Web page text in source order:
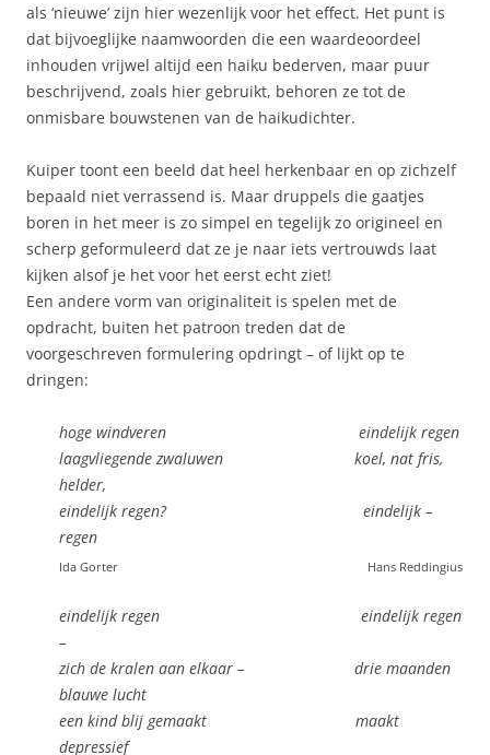
als ‘nieuwe’ zijn hier wezenlijk voor het effect. Het punt is
dat bijvoeglijke naamwoorden die een waardeoordeel
inhouden vrijwel altijd een haiku bederven, maar puur
beschrijvend, zoals hier gebruikt, behoren ze tot de
onmisbare bouwstenen van de haikudichter.
Kuiper toont een beeld dat heel herkenbaar en op zichzelf
bepaald niet verrassend is. Maar druppels die gaatjes
boren in het meer is zo simpel en tegelijk zo origineel en
scherp geformuleerd dat ze je naar iets vertrouwds laat
kijken alsof je het voor het eerst echt ziet!
Een andere vorm van originaliteit is spelen met de
opdracht, buiten het patroon treden dat de
voorgeschreven formulering opdringt – of lijkt op te
dringen:
hoge windveren eindelijk regen
laagvliegende zwaluwen koel, nat fris,
helder,
eindelijk regen? eindelijk –
regen
Ida Gorter Hans Reddingius
eindelijk regen eindelijk regen
–
zich de kralen aan elkaar – drie maanden
blauwe lucht
een kind blij gemaakt maakt
depressief